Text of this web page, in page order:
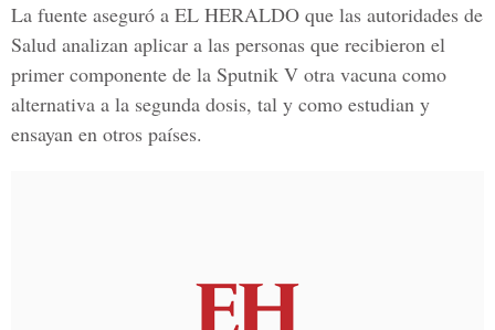
La fuente aseguró a EL HERALDO que las autoridades de
Salud analizan aplicar a las personas que recibieron el
primer componente de la Sputnik V otra vacuna como
alternativa a la segunda dosis, tal y como estudian y
ensayan en otros países.